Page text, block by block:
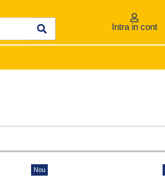
Intra in cont
Nou